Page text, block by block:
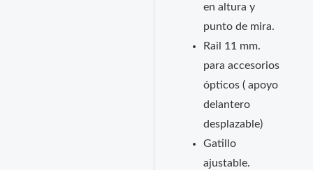
en altura y
punto de mira.
Rail 11 mm.
para accesorios
ópticos ( apoyo
delantero
desplazable)
Gatillo
ajustable.